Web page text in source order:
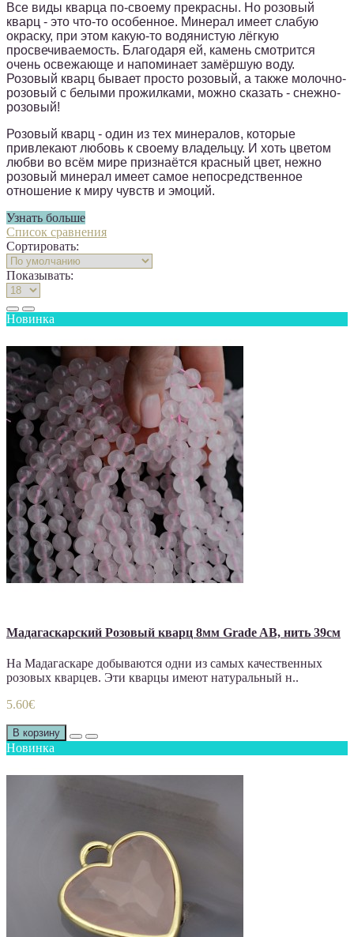
Все виды кварца по-своему прекрасны. Но розовый
кварц - это что-то особенное. Минерал имеет слабую
окраску, при этом какую-то водянистую лёгкую
просвечиваемость. Благодаря ей, камень смотрится
очень освежающе и напоминает замёршую воду.
Розовый кварц бывает просто розовый, а также молочно-
розовый с белыми прожилками, можно сказать - снежно-
розовый!
Розовый кварц - один из тех минералов, которые
привлекают любовь к своему владельцу. И хоть цветом
любви во всём мире признаётся красный цвет, нежно
розовый минерал имеет самое непосредственное
отношение к миру чувств и эмоций.
Узнать больше
Список сравнения
Сортировать:
Показывать:
Новинка
Мадагаскарский Розовый кварц 8мм Grade AB, нить 39см
На Мадагаскаре добываются одни из самых качественных
розовых кварцев. Эти кварцы имеют натуральный н..
5.60€
В корзину
Новинка